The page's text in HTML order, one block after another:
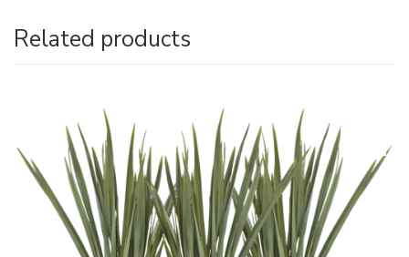
Related products